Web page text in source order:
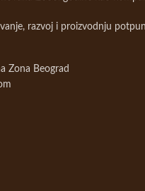
razvoj i proizvodnju
Zona Beograd